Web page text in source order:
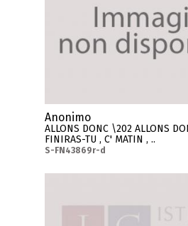
Anonimo
ALLONS DONC \202 ALLONS
FINIRAS-TU , C' MATIN , ..
S-FN43869r-d